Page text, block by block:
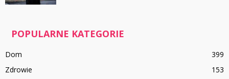
POPULARNE KATEGORIE
Dom
399
Zdrowie
153